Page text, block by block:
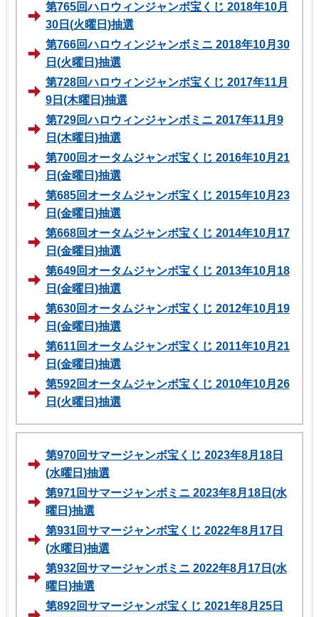
第765回ハロウィンジャンボ宝くじ 2018年10月
30日(火曜日)抽選
第766回ハロウィンジャンボミニ 2018年10月30
日(火曜日)抽選
第728回ハロウィンジャンボ宝くじ 2017年11月
9日(木曜日)抽選
第729回ハロウィンジャンボミニ 2017年11月9
日(木曜日)抽選
第700回オータムジャンボ宝くじ 2016年10月21
日(金曜日)抽選
第685回オータムジャンボ宝くじ 2015年10月23
日(金曜日)抽選
第668回オータムジャンボ宝くじ 2014年10月17
日(金曜日)抽選
第649回オータムジャンボ宝くじ 2013年10月18
日(金曜日)抽選
第630回オータムジャンボ宝くじ 2012年10月19
日(金曜日)抽選
第611回オータムジャンボ宝くじ 2011年10月21
日(金曜日)抽選
第592回オータムジャンボ宝くじ 2010年10月26
日(火曜日)抽選
第970回サマージャンボ宝くじ 2023年8月18日
(水曜日)抽選
第971回サマージャンボミニ 2023年8月18日(水
曜日)抽選
第931回サマージャンボ宝くじ 2022年8月17日
(水曜日)抽選
第932回サマージャンボミニ 2022年8月17日(水
曜日)抽選
第892回サマージャンボ宝くじ 2021年8月25日